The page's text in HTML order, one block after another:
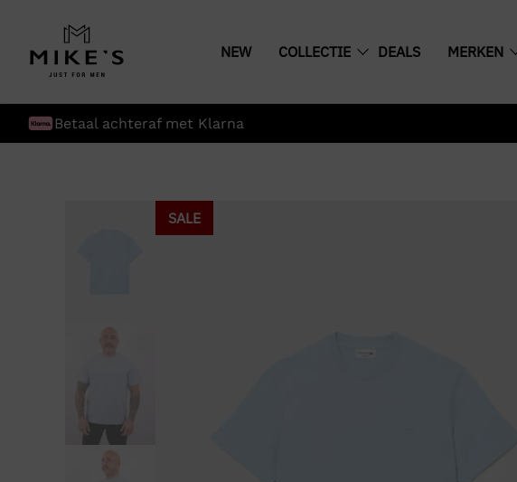
NEW COLLECTIE DEALS MERKEN
Betaal achteraf met Klarna
SALE